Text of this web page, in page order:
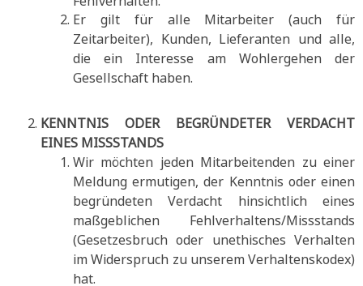
Er gilt für alle Mitarbeiter (auch für
Zeitarbeiter), Kunden, Lieferanten und alle,
die ein Interesse am Wohlergehen der
Gesellschaft haben.
KENNTNIS ODER BEGRÜNDETER VERDACHT
EINES MISSSTANDS
Wir möchten jeden Mitarbeitenden zu einer
Meldung ermutigen, der Kenntnis oder einen
begründeten Verdacht hinsichtlich eines
maßgeblichen Fehlverhaltens/Missstands
(Gesetzesbruch oder unethisches Verhalten
im Widerspruch zu unserem Verhaltenskodex)
hat.